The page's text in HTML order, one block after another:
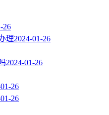
26
理2024-01-26
2024-01-26
26
26